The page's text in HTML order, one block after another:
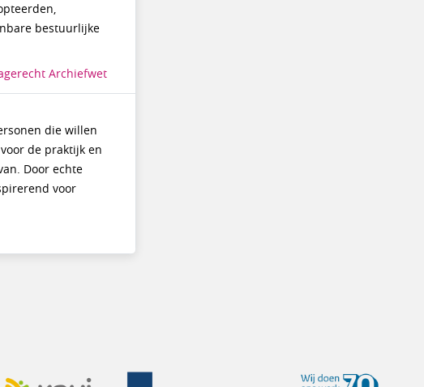
bestuurlijke
Archiefwet
die willen
de praktijk en
Door echte
voor